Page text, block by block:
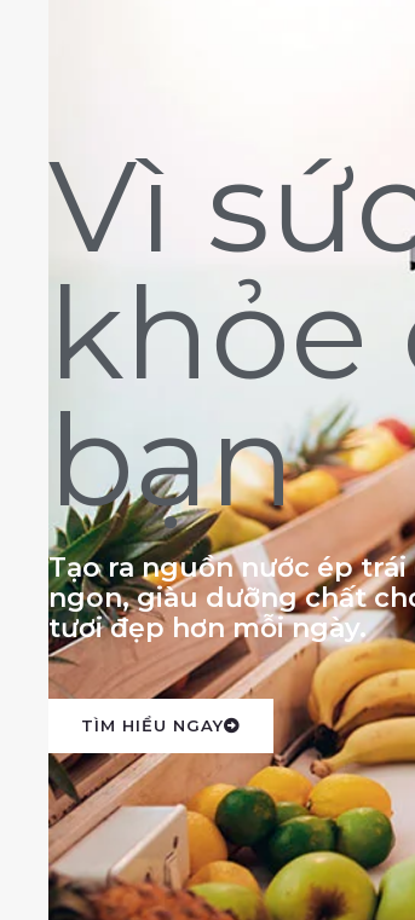
Vì
khỏe
bạn
Tạo ra nguồn nước ép
ngon, giàu dưỡng chất
tươi đẹp hơn mỗi ngày.
TÌM HIỂU NGAY